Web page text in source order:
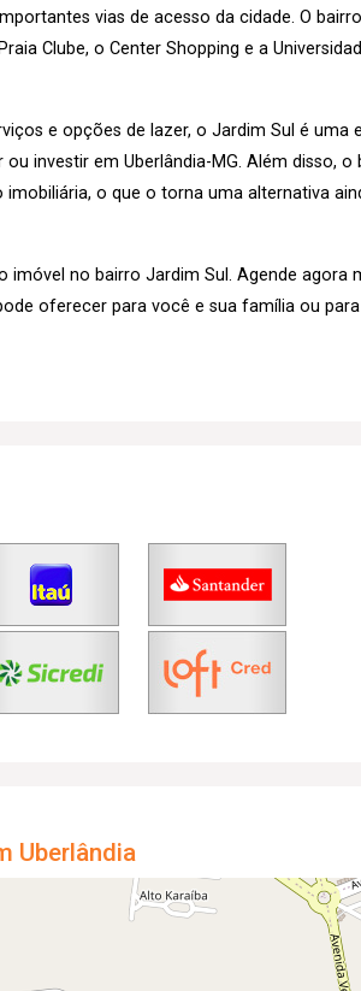
vias de acesso da cidade. O
Clube, o Center Shopping e a
e opções de lazer, o Jardim Sul é uma
investir em Uberlândia-MG. Além disso, o
o que o torna uma alternativa
no bairro Jardim Sul. Agende agora
oferecer para você e sua família ou
Uberlândia